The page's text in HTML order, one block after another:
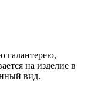
галантерею,
на изделие в
вид.